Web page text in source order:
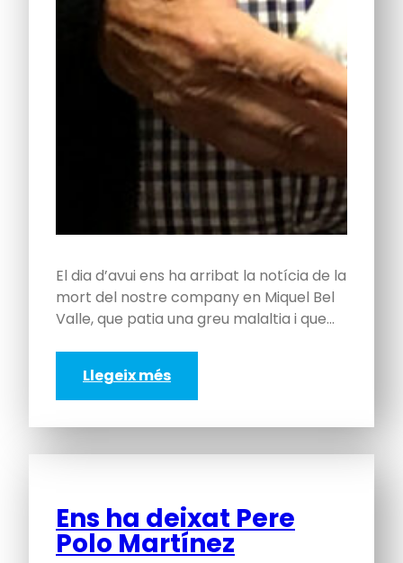
El dia d’avui ens ha arribat la notícia de la
mort del nostre company en Miquel Bel
Valle, que patia una greu malaltia i que…
Llegeix més
Ens ha deixat Pere
Polo Martínez